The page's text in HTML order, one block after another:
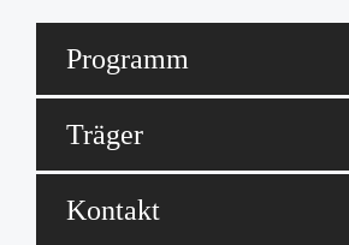
Programm
Träger
Kontakt